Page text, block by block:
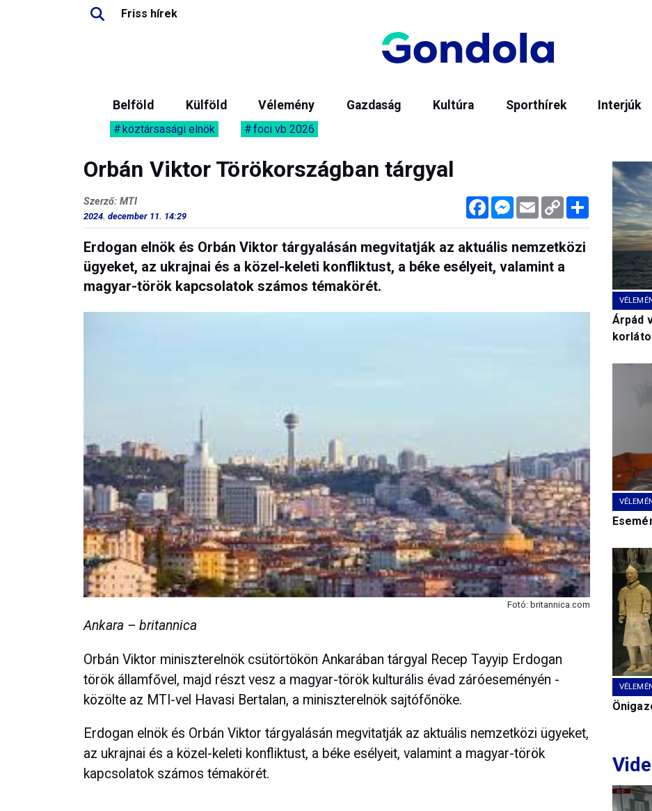
Friss hírek
Belföld Külföld Vélemény Gazdaság Kultúra Sporthírek Interjúk
köztársasági elnök foci vb 2026
Orbán Viktor Törökországban tárgyal
FacebookMessenger
Email Copy
Link
Megosztás
Szerző: MTI
2024. december 11. 14:29
Erdogan elnök és Orbán Viktor tárgyalásán megvitatják az aktuális nemzetközi
ügyeket, az ukrajnai és a közel-keleti konfliktust, a béke esélyeit, valamint a
magyar-török kapcsolatok számos témakörét.
Fotó: britannica.com
Ankara – britannica
Orbán Viktor miniszterelnök csütörtökön Ankarában tárgyal Recep Tayyip Erdogan
török államfővel, majd részt vesz a magyar-török kulturális évad záróeseményén -
közölte az MTI-vel Havasi Bertalan, a miniszterelnök sajtófőnöke.
Erdogan elnök és Orbán Viktor tárgyalásán megvitatják az aktuális nemzetközi ügyeket,
az ukrajnai és a közel-keleti konfliktust, a béke esélyeit, valamint a magyar-török
kapcsolatok számos témakörét.
Árpád